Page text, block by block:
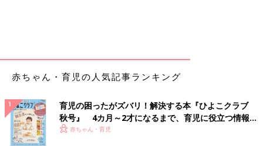
赤ちゃん・育児の人気記事ランキング
育児の困ったがズバリ！解決する本『ひよこクラブ
秋号』 4カ月～2才になるまで、育児に役立つ情報が
いっぱい！
赤ちゃん・育児